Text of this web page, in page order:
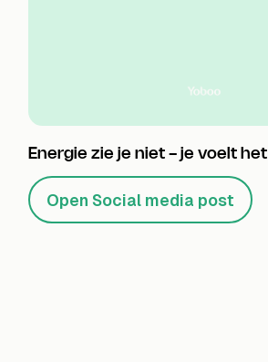
Energie zie je niet - je voelt het
Open Social media post